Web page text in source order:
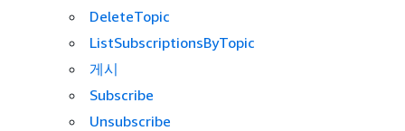
DeleteTopic
ListSubscriptionsByTopic
게시
Subscribe
Unsubscribe